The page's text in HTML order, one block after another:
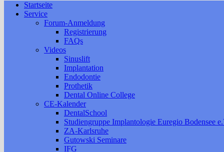
Startseite
Service
Forum-Anmeldung
Registrierung
FAQs
Videos
Sinuslift
Implantation
Endodontie
Prothetik
Dental Online College
CE-Kalender
DentalSchool
Studiengruppe Implantologie Euregio Bodensee
ZA-Karlsruhe
Gutowski Seminare
IFG